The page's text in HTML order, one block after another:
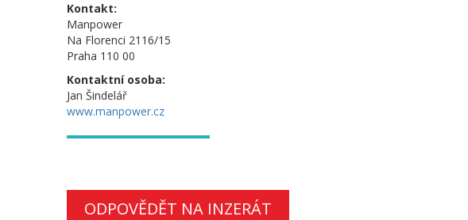
Kontakt:
Manpower
Na Florenci 2116/15
Praha 110 00
Kontaktní osoba:
Jan Šindelář
www.manpower.cz
ODPOVĚDĚT NA INZERÁT